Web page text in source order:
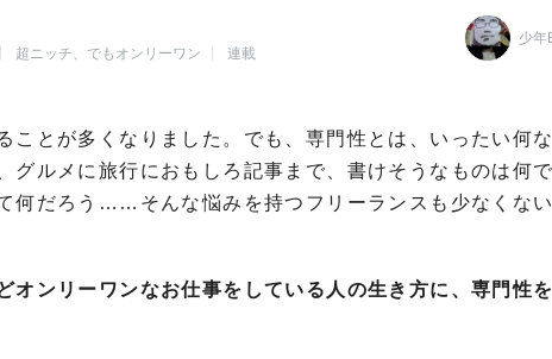
少年
超ニッチ、でもオンリーワン 連載
ことが多くなりました。でも、専門性とは、いったい何な
グルメに旅行におもしろ記事まで、書けそうなものは何で
何だろう……そんな悩みを持つフリーランスも少なくない
オンリーワンなお仕事をしている人の生き方に、専門性を